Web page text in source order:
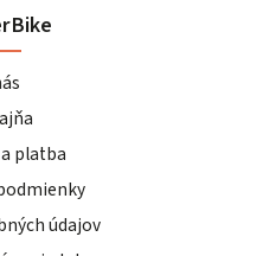
platba
údajov